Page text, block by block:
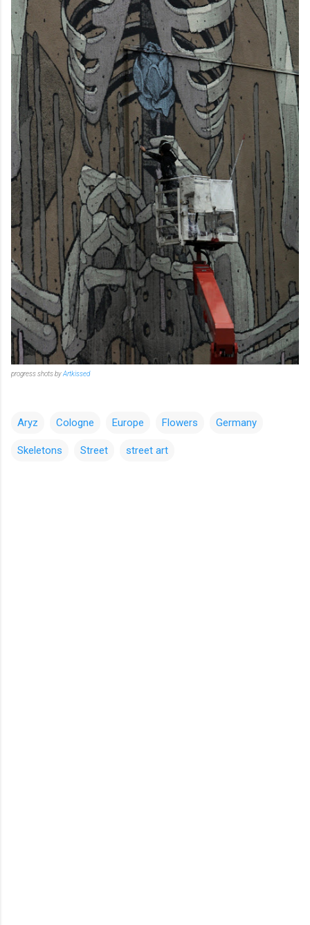
progress shots byArtkissed
Aryz Cologne Europe Flowers Germany
Skeletons Street street art